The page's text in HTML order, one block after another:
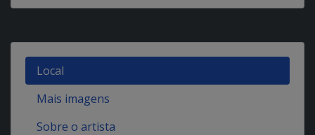
Local
Mais imagens
Sobre o artista